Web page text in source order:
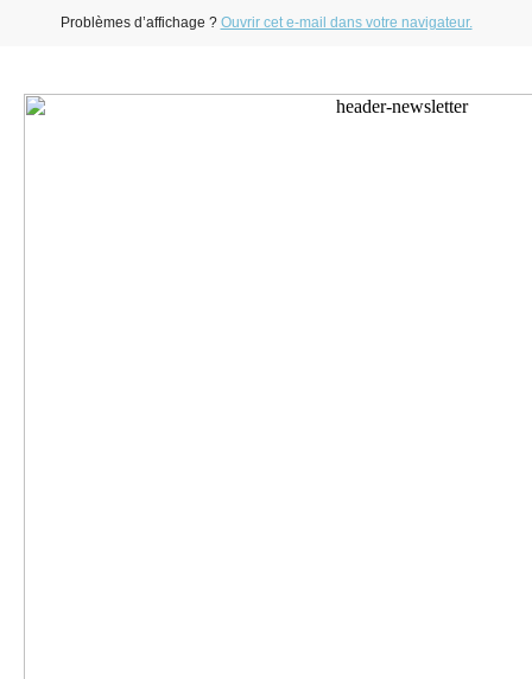
Problèmes d’affichage ? Ouvrir cet e-mail dans votre navigateur.